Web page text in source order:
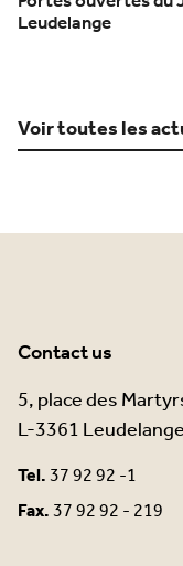
Leudelange
Voir toutes les
Contact us
5, place des
L-3361 Leudelange
Tel.37 92 92 -1
Fax.37 92 92 - 219